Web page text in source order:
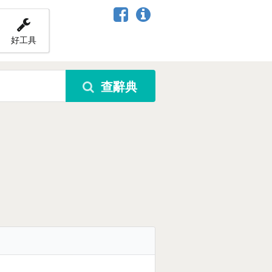
好工具
查辭典